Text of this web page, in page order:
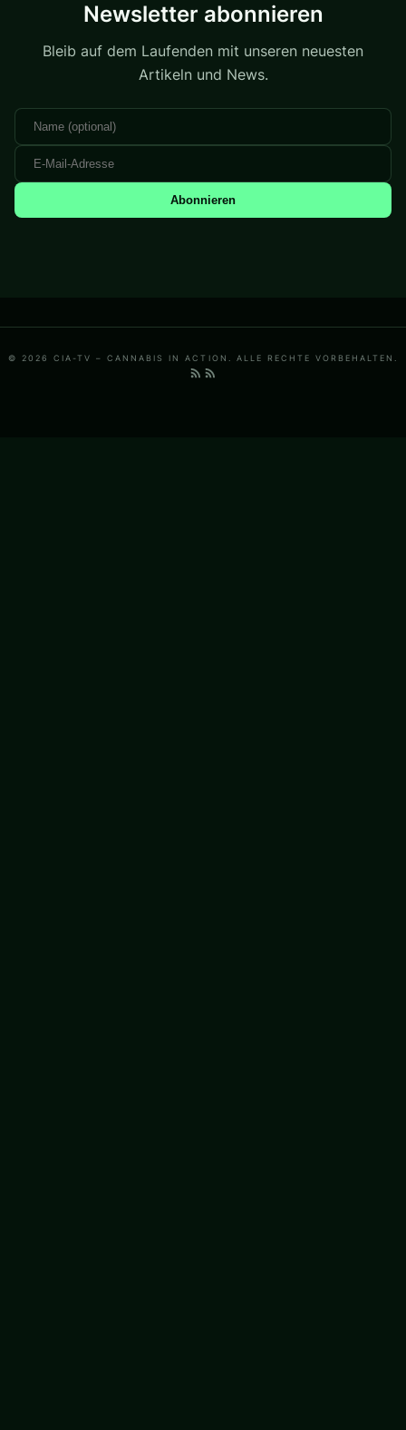
Newsletter abonnieren
Bleib auf dem Laufenden mit unseren neuesten
Artikeln und News.
Abonnieren
© 2026 CIA-TV – CANNABIS IN ACTION. ALLE RECHTE VORBEHALTEN.